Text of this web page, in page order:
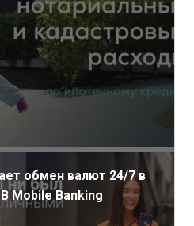
обмен валют 24/7 в
Mobile Banking